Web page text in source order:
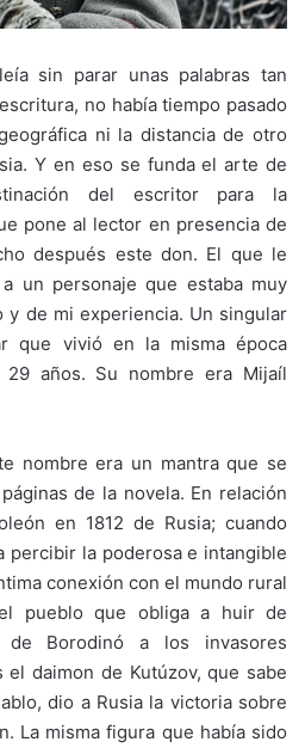
sin parar unas palabras tan
no había tiempo pasado
ni la distancia de otro
Y en eso se funda el arte de
del escritor para la
pone al lector en presencia de
después este don. El que le
un personaje que estaba muy
y de mi experiencia. Un singular
que vivió en la misma época
29 años. Su nombre era Mijaíl
nombre era un mantra que se
de la novela. En relación
en 1812 de Rusia; cuando
percibir la poderosa e intangible
conexión con el mundo rural
pueblo que obliga a huir de
de Borodinó a los invasores
daimon de Kutúzov, que sabe
dio a Rusia la victoria sobre
La misma figura que había sido